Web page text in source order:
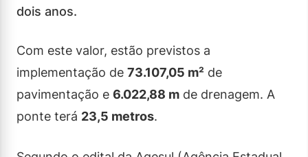
dois anos.
Com este valor, estão previstos a
implementação de 73.107,05 m² de
pavimentação e 6.022,88 m de drenagem. A
ponte terá 23,5 metros.